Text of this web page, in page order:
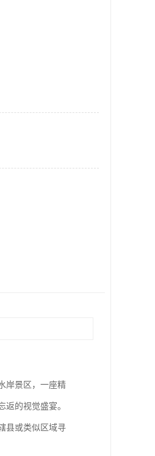
岸景区，一座精
的视觉盛宴。
县或类似区域寻